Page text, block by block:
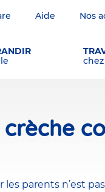
Aide Nos
parents n’est